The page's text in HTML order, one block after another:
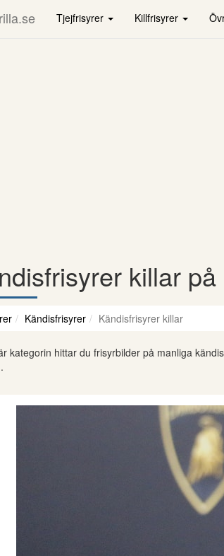
Tjejfrisyrer Killfrisyrer
killar
Kändisfrisyrer Kändisfrisyrer killar
kategorin hittar du frisyrbilder på manliga